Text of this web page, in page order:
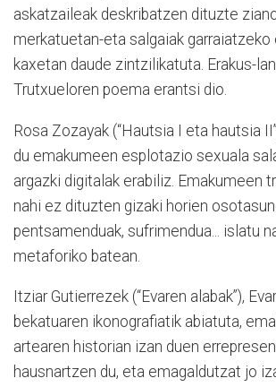
askatzaileak deskribatzen dituzte
merkatuetan-eta salgaiak garraiatzeko
kaxetan daude zintzilikatuta. Erakus-
Trutxueloren poema erantsi dio.
Rosa Zozayak (“Hautsia I eta hautsia
du emakumeen esplotazio sexuala
argazki digitalak erabiliz. Emakumeen
nahi ez dituzten gizaki horien
pentsamenduak, sufrimendua... islatu
metaforiko batean.
Itziar Gutierrezek (“Evaren alabak”),
bekatuaren ikonografiatik abiatuta,
artearen historian izan duen
hausnartzen du, eta emagaldutzat jo